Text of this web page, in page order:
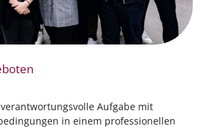
Aufgabe mit
in einem professionellen